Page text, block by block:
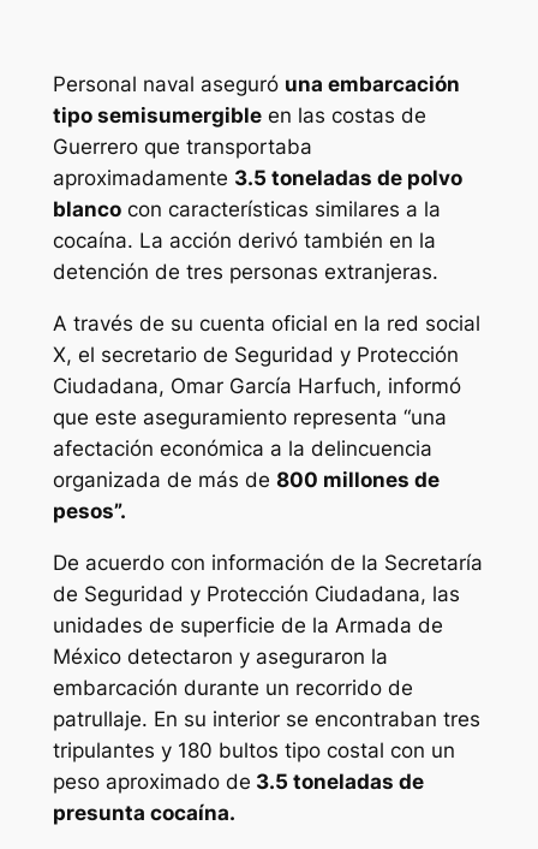
Personal naval aseguró una embarcación
tipo semisumergibleen las costas de
Guerrero que transportaba
aproximadamente 3.5 toneladas de polvo
blancocon características similares a la
cocaína. La acción derivó también en la
detención de tres personas extranjeras.
A través de su cuenta oficial en la red social
X, el secretario de Seguridad y Protección
Ciudadana, Omar García Harfuch, informó
que este aseguramiento representa “una
afectación económica a la delincuencia
organizada de más de 800 millones de
pesos”.
De acuerdo con información de la Secretaría
de Seguridad y Protección Ciudadana, las
unidades de superficie de la Armada de
México detectaron y aseguraron la
embarcación durante un recorrido de
patrullaje. En su interior se encontraban tres
tripulantes y 180 bultos tipo costal con un
peso aproximado de 3.5 toneladas de
presunta cocaína.